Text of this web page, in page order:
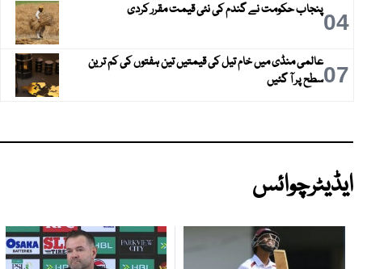
04پنجاب حکومت نے گندم کی نئی قیمت مقرر کردی
07عالمی منڈی میں خام تیل کی قیمتیں تین ہفتوں کی کم ترین
سطح پر آ گئیں
ایڈیٹرچوائس